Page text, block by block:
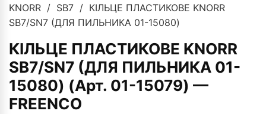
KNORR / SB7 / КІЛЬЦЕ ПЛАСТИКОВЕ KNORR
SB7/SN7 (ДЛЯ ПИЛЬНИКА 01-15080)
КІЛЬЦЕ ПЛАСТИКОВЕ KNORR
SB7/SN7 (ДЛЯ ПИЛЬНИКА 01-
15080) (Арт. 01-15079) —
FREENCO